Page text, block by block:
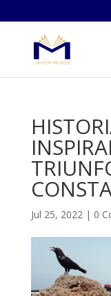
Jul 25, 2022| 0